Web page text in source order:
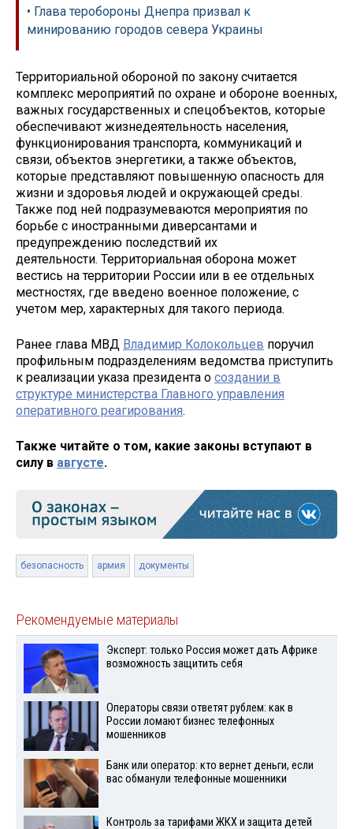
• Глава теробороны Днепра призвал к
минированию городов севера Украины
Территориальной обороной по закону считается
комплекс мероприятий по охране и обороне военных,
важных государственных и спецобъектов, которые
обеспечивают жизнедеятельность населения,
функционирования транспорта, коммуникаций и
связи, объектов энергетики, а также объектов,
которые представляют повышенную опасность для
жизни и здоровья людей и окружающей среды.
Также под ней подразумеваются мероприятия по
борьбе с иностранными диверсантами и
предупреждению последствий их
деятельности. Территориальная оборона может
вестись на территории России или в ее отдельных
местностях, где введено военное положение, с
учетом мер, характерных для такого периода.
Ранее глава МВД Владимир Колокольцев поручил
профильным подразделениям ведомства приступить
к реализации указа президента о создании в
структуре министерства Главного управления
оперативного реагирования.
Также читайте о том, какие законы вступают в
силу в августе.
безопасность армия документы
Рекомендуемые материалы
Эксперт: только Россия может дать Африке
возможность защитить себя
Операторы связи ответят рублем: как в
России ломают бизнес телефонных
мошенников
Банк или оператор: кто вернет деньги, если
вас обманули телефонные мошенники
Контроль за тарифами ЖКХ и защита детей